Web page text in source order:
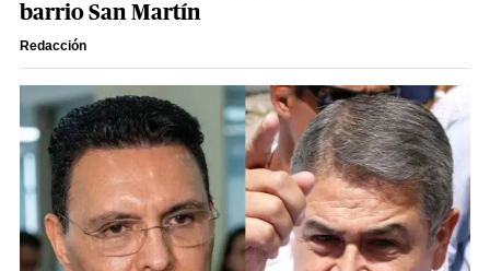
barrio San Martín
Redacción